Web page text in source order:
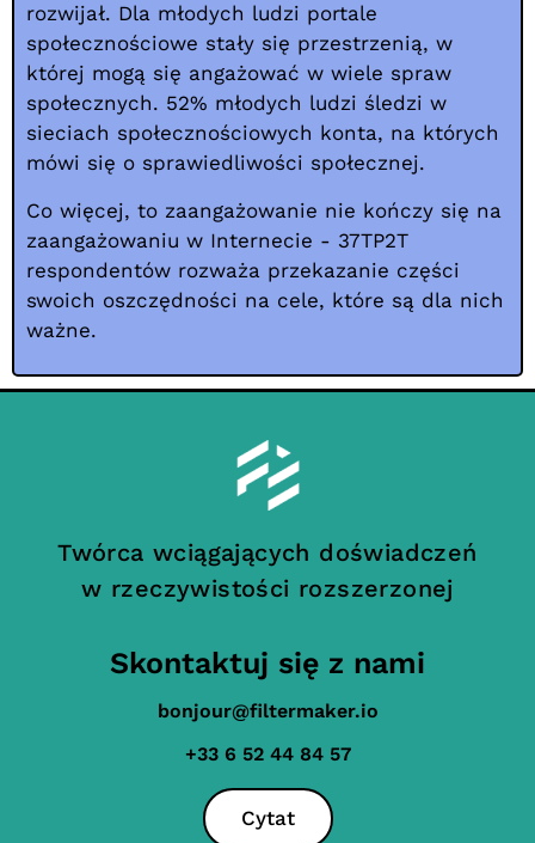
rozwijał. Dla młodych ludzi portale
społecznościowe stały się przestrzenią, w
której mogą się angażować w wiele spraw
społecznych. 52% młodych ludzi śledzi w
sieciach społecznościowych konta, na których
mówi się o sprawiedliwości społecznej.
Co więcej, to zaangażowanie nie kończy się na
zaangażowaniu w Internecie - 37TP2T
respondentów rozważa przekazanie części
swoich oszczędności na cele, które są dla nich
ważne.
Twórca wciągających doświadczeń
w rzeczywistości rozszerzonej
Skontaktuj się z nami
bonjour@filtermaker.io
+33 6 52 44 84 57
Cytat